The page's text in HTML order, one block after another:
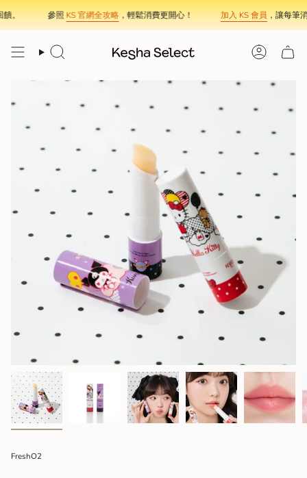
Skip
to
content
。 參照KS 官網全攻略，輕鬆消費更開心！ 加入 KS 會員，讓每筆消
Search Account
FreshO2